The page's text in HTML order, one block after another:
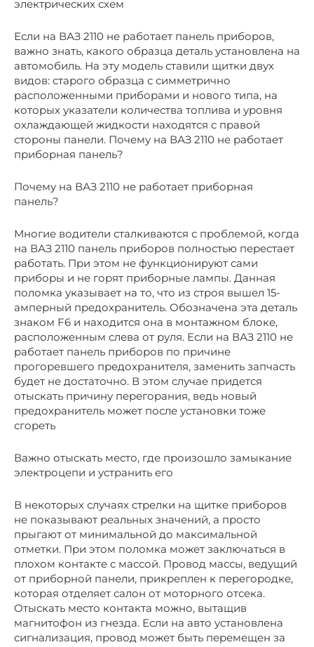
электрических схем
Если на ВАЗ 2110 не работает панель приборов,
важно знать, какого образца деталь установлена на
автомобиль. На эту модель ставили щитки двух
видов: старого образца с симметрично
расположенными приборами и нового типа, на
которых указатели количества топлива и уровня
охлаждающей жидкости находятся с правой
стороны панели. Почему на ВАЗ 2110 не работает
приборная панель?
Почему на ВАЗ 2110 не работает приборная
панель?
Многие водители сталкиваются с проблемой, когда
на ВАЗ 2110 панель приборов полностью перестает
работать. При этом не функционируют сами
приборы и не горят приборные лампы. Данная
поломка указывает на то, что из строя вышел 15-
амперный предохранитель. Обозначена эта деталь
знаком F6 и находится она в монтажном блоке,
расположенным слева от руля. Если на ВАЗ 2110 не
работает панель приборов по причине
прогоревшего предохранителя, заменить запчасть
будет не достаточно. В этом случае придется
отыскать причину перегорания, ведь новый
предохранитель может после установки тоже
сгореть
Важно отыскать место, где произошло замыкание
электроцепи и устранить его
В некоторых случаях стрелки на щитке приборов
не показывают реальных значений, а просто
прыгают от минимальной до максимальной
отметки. При этом поломка может заключаться в
плохом контакте с массой. Провод массы, ведущий
от приборной панели, прикреплен к перегородке,
которая отделяет салон от моторного отсека.
Отыскать место контакта можно, вытащив
магнитофон из гнезда. Если на авто установлена
сигнализация, провод может быть перемещен за